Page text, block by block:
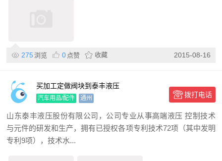
275 浏览 0 点赞 收藏 2015-08-16
买加工定做阀块到泰丰液压
汽车用品/配件 通州 拨打电话
山东泰丰液压股份有限公司，公司专业从事高端液压 控制技术
与元件的研发和生产，拥有已授权各项专利技术72项（其中发明
专利9项），技术水...